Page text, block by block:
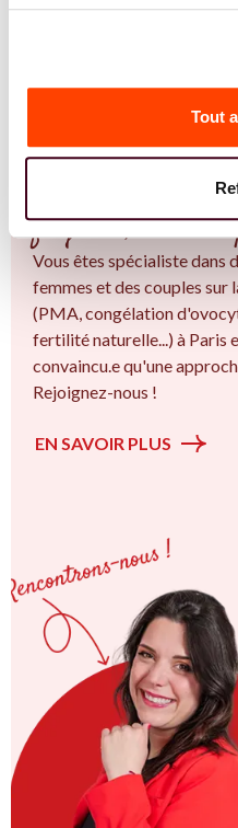
Tout
REJOIGNEZ NOS
Vous êtes spécialiste
fréquente, encore
Vous êtes spécialiste dans
femmes et des couples
(PMA, congélation
fertilité naturelle...) à Paris
convaincu.e qu'une
Rejoignez-nous !
EN SAVOIR PLUS